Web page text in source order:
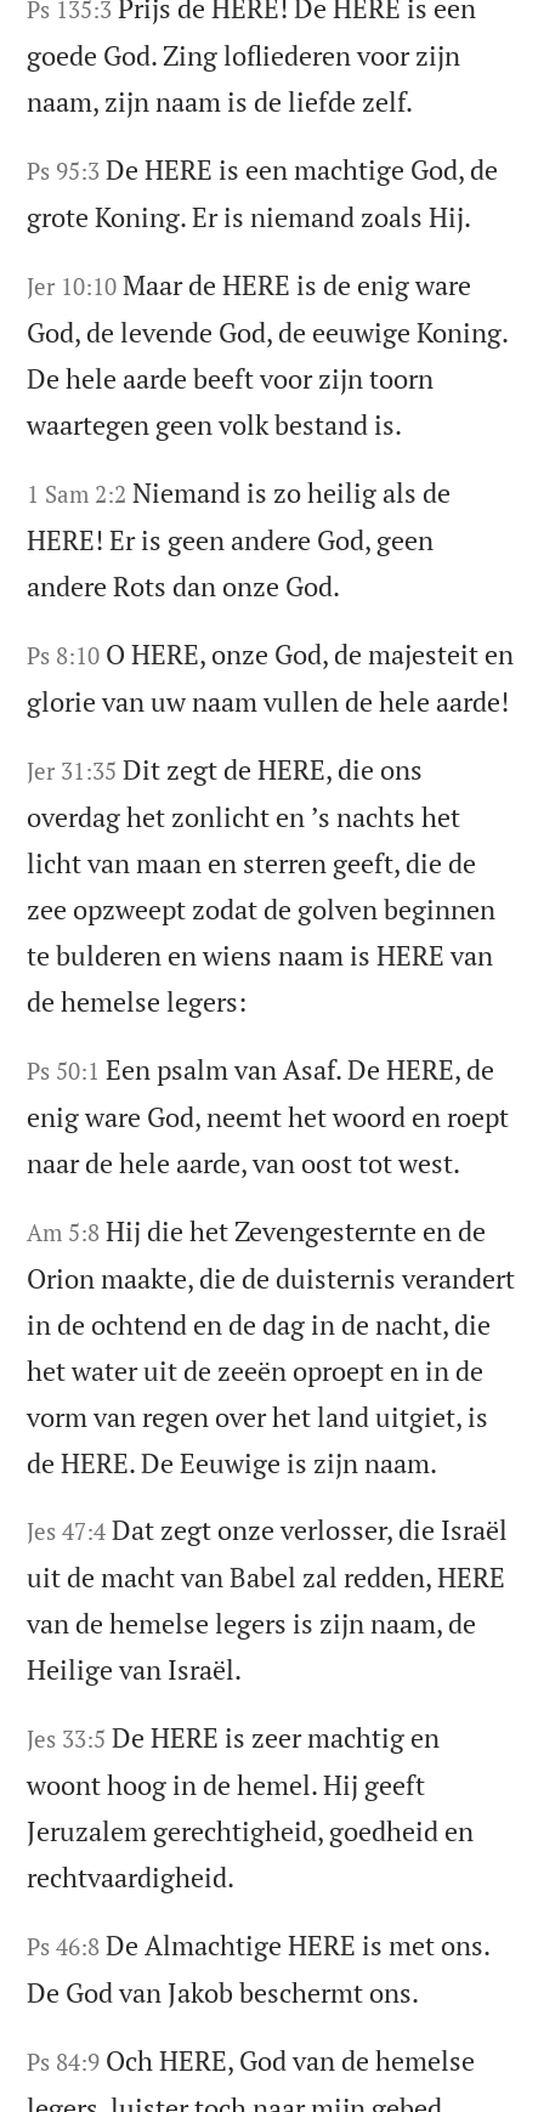
Ps 135:3 Prijs de HERE! De HERE is een
goede God. Zing lofliederen voor zijn
naam, zijn naam is de liefde zelf.
Ps 95:3 De HERE is een machtige God, de
grote Koning. Er is niemand zoals Hij.
Jer 10:10 Maar de HERE is de enig ware
God, de levende God, de eeuwige Koning.
De hele aarde beeft voor zijn toorn
waartegen geen volk bestand is.
1 Sam 2:2 Niemand is zo heilig als de
HERE! Er is geen andere God, geen
andere Rots dan onze God.
Ps 8:10 O HERE, onze God, de majesteit en
glorie van uw naam vullen de hele aarde!
Jer 31:35 Dit zegt de HERE, die ons
overdag het zonlicht en ʼs nachts het
licht van maan en sterren geeft, die de
zee opzweept zodat de golven beginnen
te bulderen en wiens naam is HERE van
de hemelse legers:
Ps 50:1 Een psalm van Asaf. De HERE, de
enig ware God, neemt het woord en roept
naar de hele aarde, van oost tot west.
Am 5:8 Hij die het Zevengesternte en de
Orion maakte, die de duisternis verandert
in de ochtend en de dag in de nacht, die
het water uit de zeeën oproept en in de
vorm van regen over het land uitgiet, is
de HERE. De Eeuwige is zijn naam.
Jes 47:4 Dat zegt onze verlosser, die Israël
uit de macht van Babel zal redden, HERE
van de hemelse legers is zijn naam, de
Heilige van Israël.
Jes 33:5 De HERE is zeer machtig en
woont hoog in de hemel. Hij geeft
Jeruzalem gerechtigheid, goedheid en
rechtvaardigheid.
Ps 46:8 De Almachtige HERE is met ons.
De God van Jakob beschermt ons.
Ps 84:9 Och HERE, God van de hemelse